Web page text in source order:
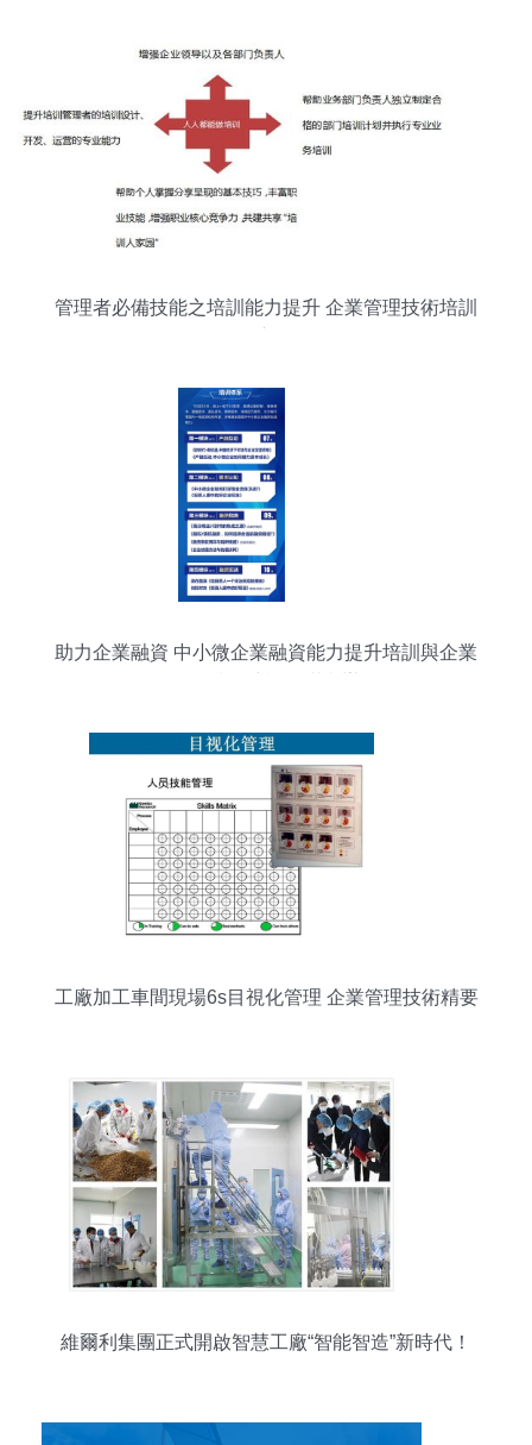
管理者必備技能之培訓能力提升 企業管理技術培訓
助力企業融資 中小微企業融資能力提升培訓與企業
工廠加工車間現場6s目視化管理 企業管理技術精要
維爾利集團正式開啟智慧工廠“智能智造”新時代！